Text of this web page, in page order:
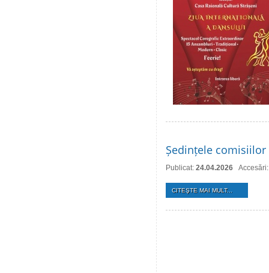
Ședințele
Publicat: 24.04.2026
CITEŞTE MAI MULT...